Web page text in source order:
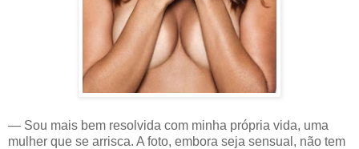
— Sou mais bem resolvida com minha própria vida, uma
mulher que se arrisca. A foto, embora seja sensual, não tem